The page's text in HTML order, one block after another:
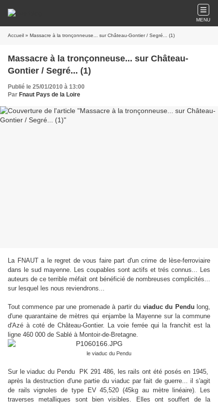
MENU
Accueil » Massacre à la tronçonneuse... sur Château-Gontier / Segré... (1)
Massacre à la tronçonneuse... sur Château-
Gontier / Segré... (1)
Publié le 25/01/2010 à 13:00
Par Fnaut Pays de la Loire
La FNAUT a le regret de vous faire part d'un crime de lèse-ferroviaire
dans le sud mayenne. Les coupables sont actifs et trés connus... Les
auteurs de ce terrible méfait ont bénéficié de nombreuses complicités...
sur lesquel les nous reviendrons...
Tout commence par une promenade à partir du viaduc du Pendu long,
d'une quarantaine de mètres qui enjambe la Mayenne sur la commune
d'Azé à coté de Château-Gontier. La voie ferrée qui la franchit est la
ligne 460 000 de Sablé à Montoir-de-Bretagne.
le viaduc du Pendu
Sur le viaduc du Pendu PK 291 486, les rails ont été posés en 1945,
après la destruction d'une partie du viaduc par fait de guerre... il s'agit
de rails vignoles de type EV 45,520 (45kg au mètre linéaire). Les
traverses metalliques sont bien visibles. Elles ont souffert de la